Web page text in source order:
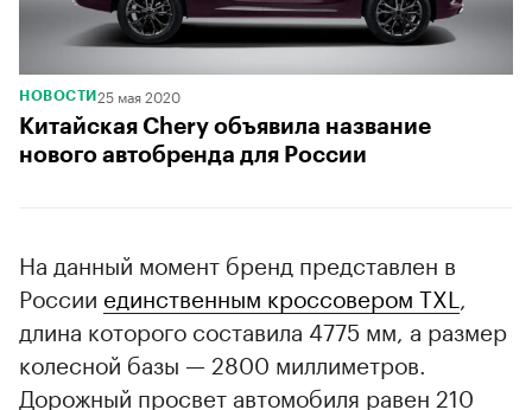
НОВОСТИ 25 мая 2020
Китайская Chery объявила название
нового автобренда для России
На данный момент бренд представлен в
России единственным кроссовером TXL ,
длина которого составила 4775 мм, а размер
колесной базы — 2800 миллиметров.
Дорожный просвет автомобиля равен 210